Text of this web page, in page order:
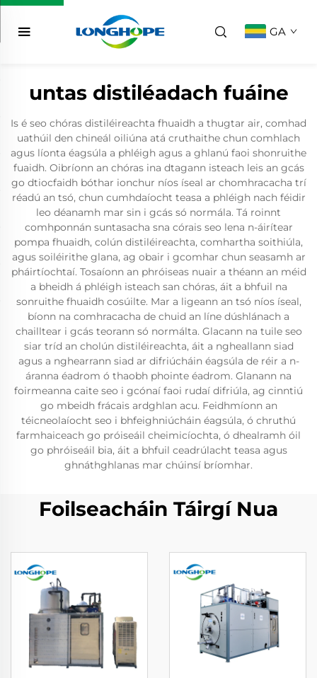
GA
untas distiléadach fuáine
Is é seo chóras distiléireachta fhuaidh a thugtar air, comhad
uathúil den chineál oiliúna atá cruthaithe chun comhlach
agus líonta éagsúla a phléigh agus a ghlanú faoi shonruithe
fuaidh. Oibríonn an chóras ina dtagann isteach leis an gcás
go dtiocfaidh bóthar ionchur níos íseal ar chomhracacha trí
réadú an tsó, chun cumhdaíocht teasa a phléigh nach féidir
leo déanamh mar sin i gcás só normála. Tá roinnt
comhponnán suntasacha sna córais seo lena n-áirítear
pompa fhuaidh, colún distiléireachta, comhartha soithiúla,
agus soiléirithe glana, ag obair i gcomhar chun seasamh ar
pháirtíochtaí. Tosaíonn an phróiseas nuair a théann an méid
a bheidh á phléigh isteach san chóras, áit a bhfuil na
sonruithe fhuaidh cosúilte. Mar a ligeann an tsó níos íseal,
bíonn na comhracacha de chuid an líne dúshlánach a
chailltear i gcás teorann só normálta. Glacann na tuile seo
siar tríd an cholún distiléireachta, áit a ngheallann siad
agus a nghearrann siad ar difriúcháin éagsúla de réir a n-
áranna éadrom ó thaobh phointe éadrom. Glanann na
foirmeanna caite seo i gcónaí faoi rudaí difriúla, ag cinntiú
go mbeidh frácais ardghlan acu. Feidhmíonn an
téicneolaíocht seo i bhfeighniúcháin éagsúla, ó chruthú
farmhaiceach go próiseáil cheimicíochta, ó dhealramh óil
go phróiseáil bia, áit a bhfuil ceadrúlacht teasa agus
ghnáthghlanas mar chúinsí bríomhar.
Foilseacháin Táirgí Nua